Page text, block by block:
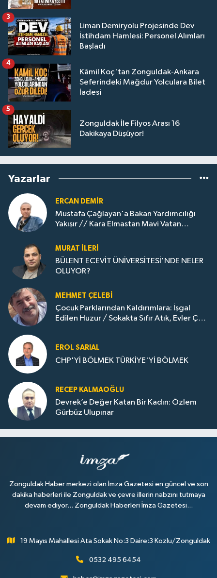
Liman Demiryolu Projesinde Dev
İstihdam Hamlesi: Personel Alımları
Başladı
3
Kâmil Koç'tan Zonguldak-Ankara
Seferindeki Mağdur Yolculara Bilet
İadesi
4
Zonguldak İle Filyos Arası 16
Dakikaya Düşüyor!
5
Yazarlar
ERCAN DEMIR
Mustafa Çağlayan'a Bakan Yardımcılığı
Yakışır // ​Kara Elmastan Mavi Vatan
MURAT İLERI
BÜLENT ECEVİT ÜNİVERSİTESİ'NDE NELER
OLUYOR?
MEHMET ÇELEBI
Çocuk Parklarından Kaldırımlara: İşgal
Edilen Huzur / Sokakta Sıfır Atık, Evler Çöp
EROL SARIAL
CHP'Yİ BÖLMEK TÜRKİYE'Yİ BÖLMEK
RECEP KALMAOĞLU
Devrek’e Değer Katan Bir Kadın: Özlem
Gürbüz Ulupınar
Zonguldak Haber merkezi olan İmza Gazetesi en güncel ve son
dakika haberleri ile Zonguldak ve çevre illerin nabzını tutmaya
devam ediyor... Zonguldak Haberleri İmza Gazetesi...
19 Mayıs Mahallesi Ata Sokak No:3 Daire:3 Kozlu/Zonguldak
0532 495 6454